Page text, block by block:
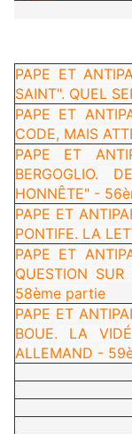
PAPE ET
SAINT". QUEL
PAPE ET
CODE, MAIS
PAPE ET
BERGOGLIO.
HONNÊTE" -
PAPE ET
PONTIFE. LA
PAPE ET
QUESTION
58ème partie
PAPE ET
BOUE. LA
ALLEMAND -